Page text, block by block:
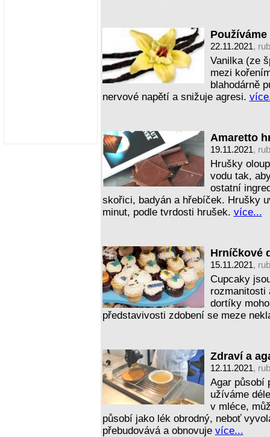
22.11.2021,
Vanilka (ze
mezi
blahodárně
nervové napětí a snižuje agresi.
Amaretto
19.11.2021,
Hrušky
vodu tak,
ostatní
skořici, badyán a hřebíček. Hrušky
minut, podle tvrdosti hrušek. více...
Hrníčkové
15.11.2021,
Cupcaky
rozmanitosti
dortíky
představivosti zdobení se meze
Zdraví a
12.11.2021,
Agar působí
užíváme
v mléce,
působí jako lék obrodný, neboť
přebudovává a obnovuje více...